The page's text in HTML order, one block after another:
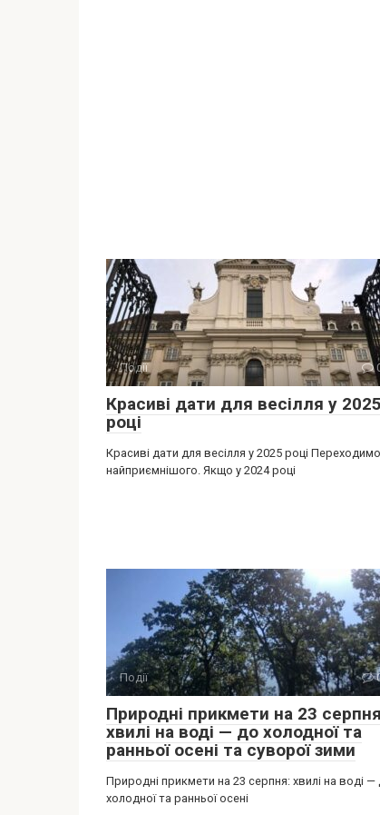
Події
Красиві дати для весілля у 2025
році
Красиві дати для весілля у 2025 році
найприємнішого. Якщо у 2024 році
Події
Природні прикмети на 23
хвилі на воді — до холодної та
ранньої осені та суворої зими
Природні прикмети на 23 серпня: хвилі на воді —
холодної та ранньої осені